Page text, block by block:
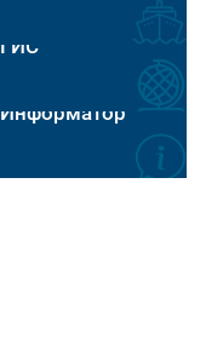
ГИС
Информатор